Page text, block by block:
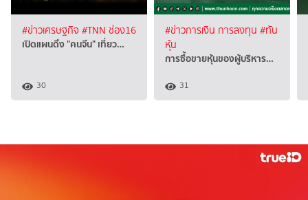
#ข่าวเศรษฐกิจ #TNN ช่อง16
เปิดแผนดึง "คนจีน" เที่ยว…
30
#ข่าวการเงิน การลงทุน #ทัน
หุ้น
การซื้อขายหุ้นของผู้บริหาร…
31